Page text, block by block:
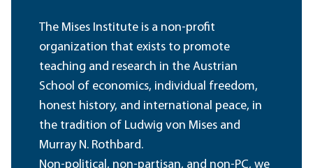
The Mises Institute is a non-profit
organization that exists to promote
teaching and research in the Austrian
School of economics, individual freedom,
honest history, and international peace, in
the tradition of Ludwig von Mises and
Murray N. Rothbard.
Non-political, non-partisan, and non-PC, we